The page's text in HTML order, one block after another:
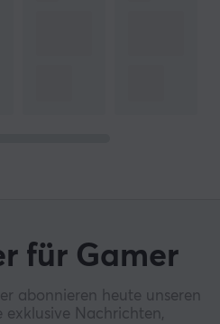
für Gamer
abonnieren heute unseren
exklusive Nachrichten,